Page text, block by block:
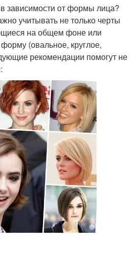
зависимости от формы лица?
учитывать не только черты
на общем фоне или
(овальное, круглое,
рекомендации помогут не